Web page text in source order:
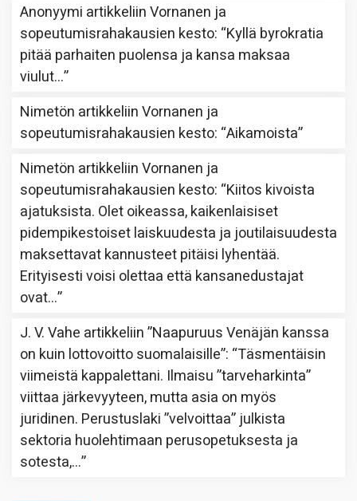
Anonyymi artikkeliinVornanen ja
sopeutumisrahakausien kesto: “Kyllä byrokratia
pitää parhaiten puolensa ja kansa maksaa
viulut…”
Nimetön artikkeliinVornanen ja
sopeutumisrahakausien kesto: “Aikamoista”
Nimetön artikkeliinVornanen ja
sopeutumisrahakausien kesto: “Kiitos kivoista
ajatuksista. Olet oikeassa, kaikenlaisiset
pidempikestoiset laiskuudesta ja joutilaisuudesta
maksettavat kannusteet pitäisi lyhentää.
Erityisesti voisi olettaa että kansanedustajat
ovat…”
J. V. Vahe artikkeliin”Naapuruus Venäjän kanssa
on kuin lottovoitto suomalaisille”: “Täsmentäisin
viimeistä kappalettani. Ilmaisu ”tarveharkinta”
viittaa järkevyyteen, mutta asia on myös
juridinen. Perustuslaki ”velvoittaa” julkista
sektoria huolehtimaan perusopetuksesta ja
sotesta,…”